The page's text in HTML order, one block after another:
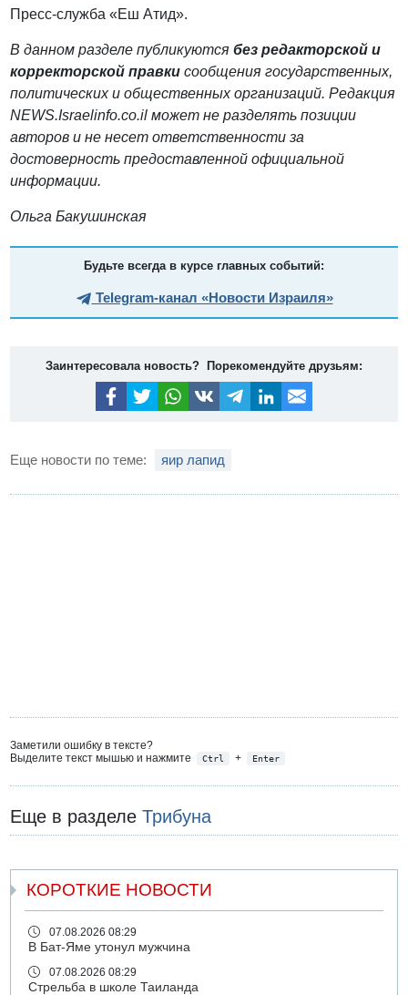
Пресс-служба «Еш Атид».
В данном разделе публикуютсябез редакторской и
корректорской правки сообщения государственных,
политических и общественных организаций. Редакция
NEWS.Israelinfo.co.il может не разделять позиции
авторов и не несет ответственности за
достоверность предоставленной официальной
информации.
Ольга Бакушинская
Будьте всегда в курсе главных событий:
Telegram-канал «Новости Израиля»
Заинтересовала новость? Порекомендуйте друзьям:
Еще новости по теме: яир лапид
Заметили ошибку в тексте?
Выделите текст мышью и нажмите
Ctrl + Enter
Еще в разделеТрибуна
КОРОТКИЕ НОВОСТИ
07.08.2026 08:29
В Бат-Яме утонул мужчина
07.08.2026 08:29
Стрельба в школе Таиланда